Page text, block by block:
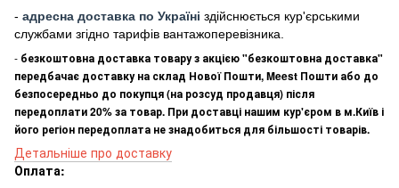
- адресна доставка по Україні здійснюється кур'єрськими
службами згідно тарифів вантажоперевізника.
- безкоштовна доставка товару з акцією "безкоштовна доставка"
передбачає доставку на склад Нової Пошти, Meest Пошти або до
безпосередньо до покупця (на розсуд продавця) після
передоплати 20% за товар. При доставці нашим кур'єром в м.Київ і
його регіон передоплата не знадобиться для більшості товарів.
Детальніше про доставку
Оплата: